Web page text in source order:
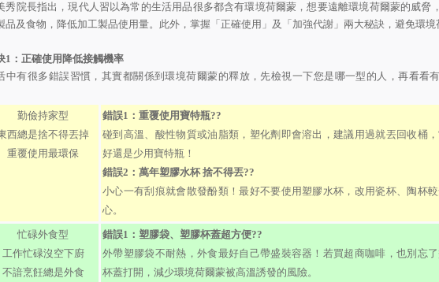
秀院長指出，現代人習以為常的生活用品很多都含有環境荷爾蒙，想要遠離環境荷爾蒙的威脅
品及食物，降低加工製品使用量。此外，掌握「正確使用」及「加強代謝」兩大秘訣，避免環境
1 ：正確使用降低接觸機率
中有很多錯誤習慣，其實都關係到環境荷爾蒙的釋放，先檢視一下您是哪一型的人，再看看
勤儉持家型
西總是捨不得丟掉
重覆使用最環保
錯誤1：重覆使用寶特瓶??
碰到高溫、酸性物質或油脂類，塑化劑即會溶出，建議用過就丟回收桶
好還是少用寶特瓶！
錯誤2：萬年塑膠水杯 捨不得丟??
小心一有刮痕就會散發酚類！最好不要使用塑膠水杯，改用瓷杯、陶杯
心。
忙碌外食型
工作忙碌沒空下廚
不諳烹飪總是外食
錯誤1：塑膠袋、塑膠杯蓋超方便??
外帶塑膠袋不耐熱，外食最好自己帶盛裝容器！若買超商咖啡，也別忘
杯蓋打開，減少環境荷爾蒙被高溫誘發的風險。